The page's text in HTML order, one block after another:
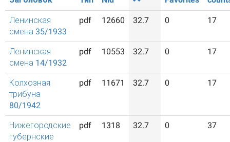
Ленинская
смена 35/1933
pdf 12660 32.7 0 17
Ленинская
смена 14/1932
pdf 10553 32.7 0 17
Колхозная
трибуна
80/1942
pdf 11671 32.7 0 17
Нижегородские
губернские
pdf 1318 32.7 0 37